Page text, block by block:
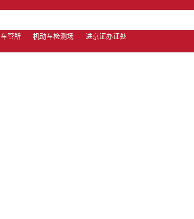
车管所 机动车检测场 进京证办证处